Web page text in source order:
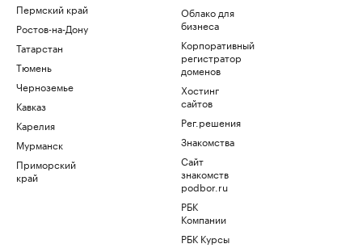
Пермский край
Ростов-на-Дону
Татарстан
Тюмень
Черноземье
Кавказ
Карелия
Мурманск
Приморский
край
Облако для
бизнеса
Корпоративный
регистратор
доменов
Хостинг
сайтов
Рег.решения
Знакомства
Сайт
знакомств
podbor.ru
РБК
Компании
РБК Курсы